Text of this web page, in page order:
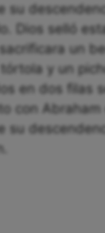
su
Dios selló
un
y un
en dos filas
con
su